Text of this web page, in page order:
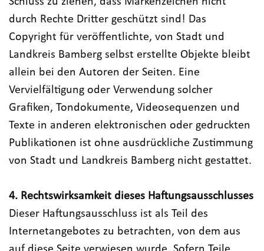
durch Rechte Dritter geschützt sind! Das
Copyright für veröffentlichte, von Stadt und
Landkreis Bamberg selbst erstellte Objekte bleibt
allein bei den Autoren der Seiten. Eine
Vervielfältigung oder Verwendung solcher
Grafiken, Tondokumente, Videosequenzen und
Texte in anderen elektronischen oder gedruckten
Publikationen ist ohne ausdrückliche Zustimmung
von Stadt und Landkreis Bamberg nicht gestattet.
4. Rechtswirksamkeit dieses Haftungsausschlusses
Dieser Haftungsausschluss ist als Teil des
Internetangebotes zu betrachten, von dem aus